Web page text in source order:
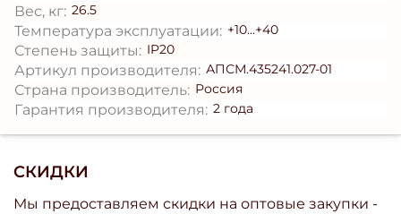
СКИДКИ
Мы предоставляем скидки на оптовые закупки -
Вес, кг: 26.5
Температура эксплуатации: +10...+40
Степень защиты: IP20
Артикул производителя: АПСМ.435241.027-01
Страна производитель: Россия
Гарантия производителя: 2 года